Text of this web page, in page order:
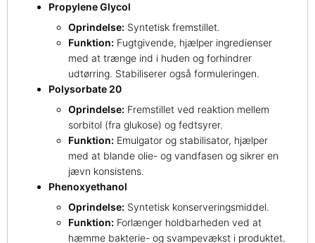
Propylene Glycol
Oprindelse: Syntetisk fremstillet.
Funktion: Fugtgivende, hjælper ingredienser
med at trænge ind i huden og forhindrer
udtørring. Stabiliserer også formuleringen.
Polysorbate 20
Oprindelse: Fremstillet ved reaktion mellem
sorbitol (fra glukose) og fedtsyrer.
Funktion: Emulgator og stabilisator, hjælper
med at blande olie- og vandfasen og sikrer en
jævn konsistens.
Phenoxyethanol
Oprindelse: Syntetisk konserveringsmiddel.
Funktion: Forlænger holdbarheden ved at
hæmme bakterie- og svampevækst i produktet.